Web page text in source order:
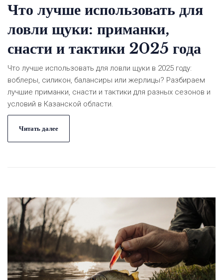
Что лучше использовать для
ловли щуки: приманки,
снасти и тактики 2025 года
Что лучше использовать для ловли щуки в 2025 году:
воблеры, силикон, балансиры или жерлицы? Разбираем
лучшие приманки, снасти и тактики для разных сезонов и
условий в Казанской области.
Читать далее